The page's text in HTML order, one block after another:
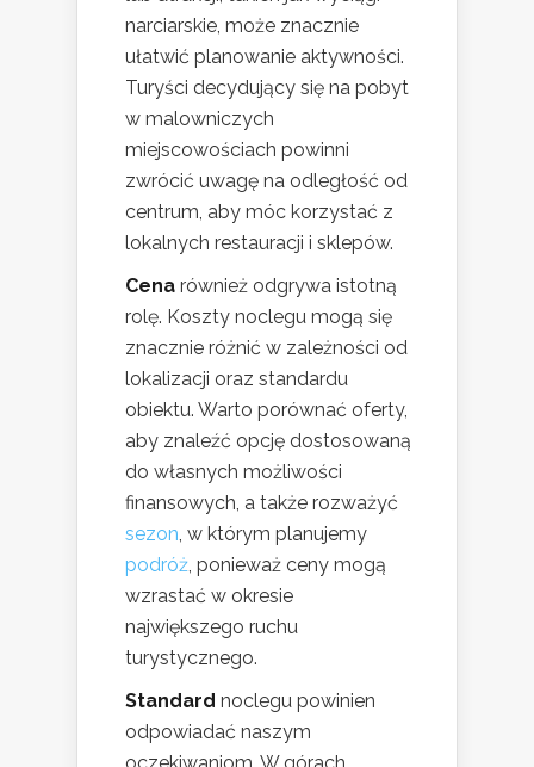
narciarskie, może znacznie
ułatwić planowanie aktywności.
Turyści decydujący się na pobyt
w malowniczych
miejscowościach powinni
zwrócić uwagę na odległość od
centrum, aby móc korzystać z
lokalnych restauracji i sklepów.
Cena również odgrywa istotną
rolę. Koszty noclegu mogą się
znacznie różnić w zależności od
lokalizacji oraz standardu
obiektu. Warto porównać oferty,
aby znaleźć opcję dostosowaną
do własnych możliwości
finansowych, a także rozważyć
sezon , w którym planujemy
podróż , ponieważ ceny mogą
wzrastać w okresie
największego ruchu
turystycznego.
Standard noclegu powinien
odpowiadać naszym